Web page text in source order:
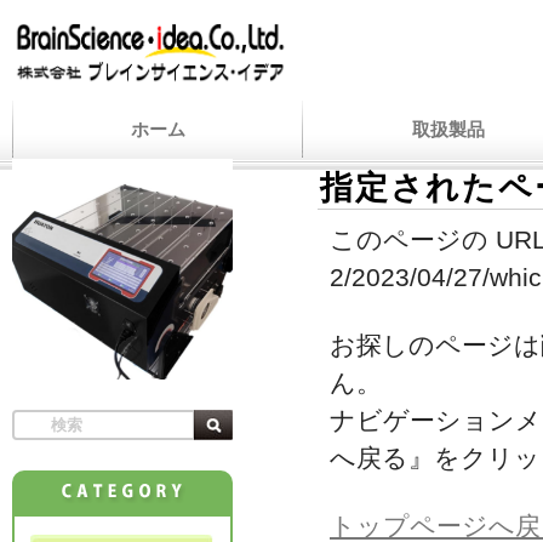
ホーム 取扱製品
指定された
このページの
2/2023/04/27/
お探しのページ
ん。
ナビゲーション
へ戻る』をクリ
トップページへ